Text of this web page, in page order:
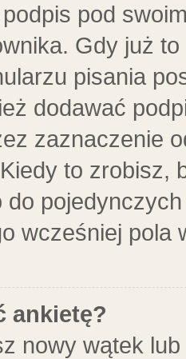
pod
Gdy już
pisania
dodawać
zaznaczenie
to zrobisz,
do
wcześniej pola
ankietę?
nowy wątek